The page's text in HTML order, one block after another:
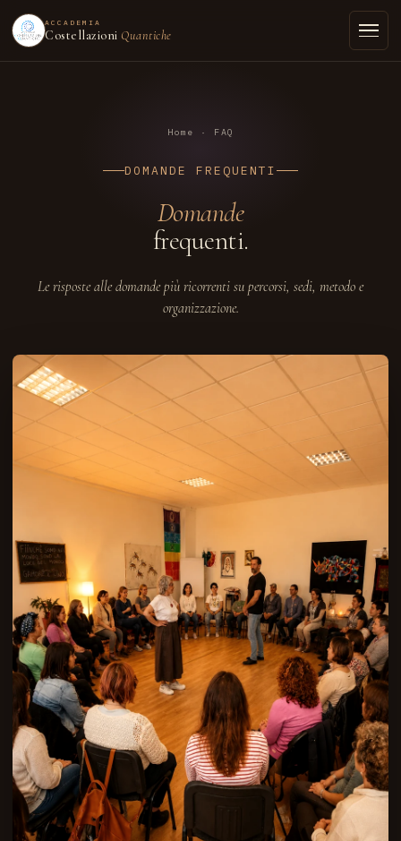
ACCADEMIA
Costellazioni Quantiche
Home · FAQ
DOMANDE FREQUENTI
Domande
frequenti.
Le risposte alle domande più ricorrenti su percorsi, sedi, metodo e
organizzazione.